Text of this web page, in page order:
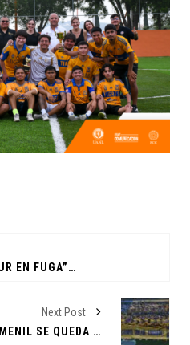
“BEM, UN LÉMUR EN FUGA” ALZA LA VOZ CONTRA EL TRÁFICO ILEGAL DE ANIMALES
Next Post
TIGRES FEMENIL SE QUEDA EN EL CAMINO DEL BICAMPEONATO TRAS CAER 4 A 2 EN EL MARCADOR GLOBAL ANTE EL TOLUCA FEMENIL